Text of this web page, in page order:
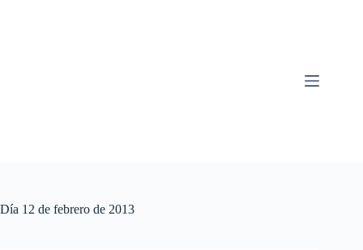
Día 12 de febrero de 2013